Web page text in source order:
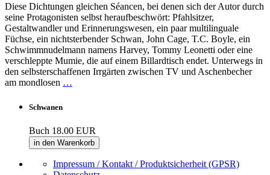
Diese Dichtungen gleichen Séancen, bei denen sich der Autor durch
seine Protagonisten selbst heraufbeschwört: Pfahlsitzer,
Gestaltwandler und Erinnerungswesen, ein paar multilinguale
Füchse, ein nichtsterbender Schwan, John Cage, T.C. Boyle, ein
Schwimmnudelmann namens Harvey, Tommy Leonetti oder eine
verschleppte Mumie, die auf einem Billardtisch endet. Unterwegs in
den selbsterschaffenen Irrgärten zwischen TV und Aschenbecher
am mondlosen …
Schwanen
Buch 18.00 EUR
in den Warenkorb
Impressum / Kontakt / Produktsicherheit (GPSR)